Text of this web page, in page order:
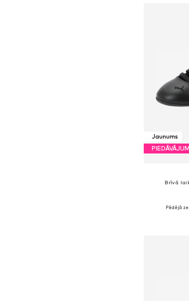
Jaunums
Brīvā
Pēdējā